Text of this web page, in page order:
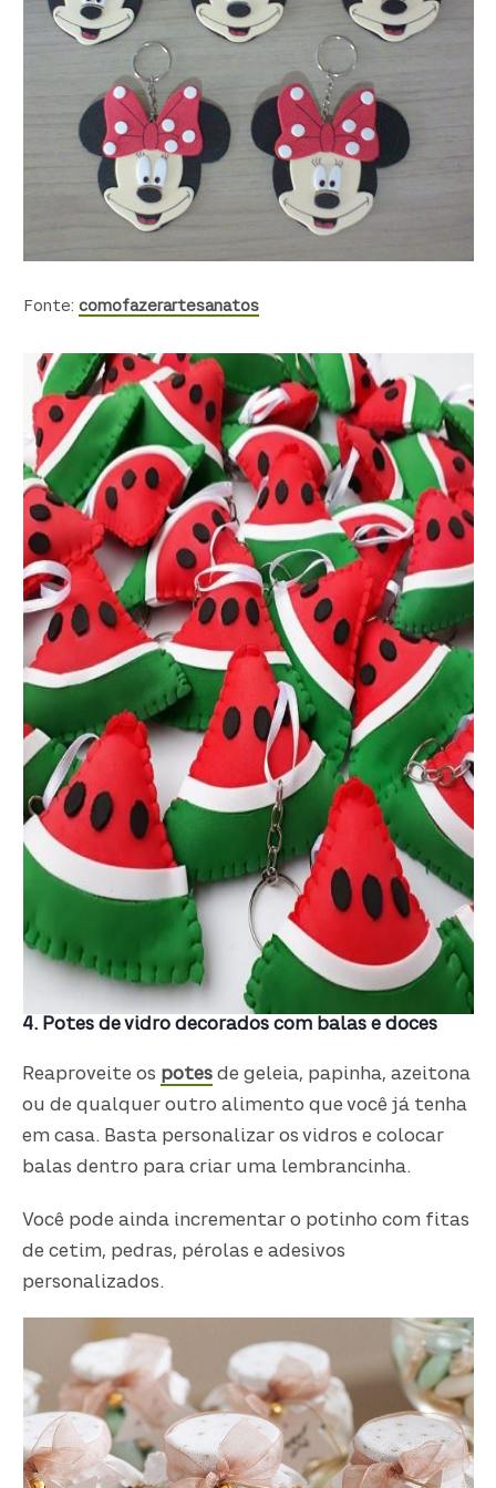
Fonte: comofazerartesanatos
4. Potes de vidro decorados com balas e doces
Reaproveite os potes de geleia, papinha, azeitona
ou de qualquer outro alimento que você já tenha
em casa. Basta personalizar os vidros e colocar
balas dentro para criar uma lembrancinha.
Você pode ainda incrementar o potinho com fitas
de cetim, pedras, pérolas e adesivos
personalizados.